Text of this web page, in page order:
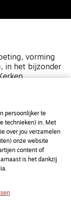
vorming
in het bijzonder
persoonlijker te
technieken) in. Met
over jou verzamelen
onze website
content of
is het dankzij